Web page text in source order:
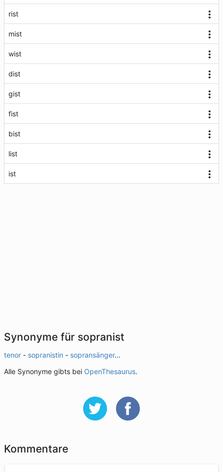
rist
mist
wist
dist
gist
fist
bist
list
ist
Synonyme für sopranist
tenor - sopranistin - sopransänger...
Alle Synonyme gibts bei OpenThesaurus.
Kommentare